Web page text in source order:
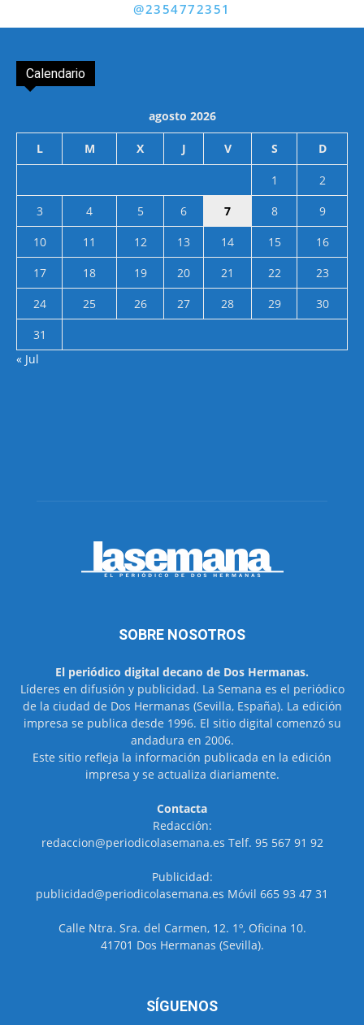
@2354772351
Calendario
agosto 2026
L M X J V S D
1
2
3
4 5 6 7 8
9
10
11 12 13 14 15
16
17
18 19 20 21 22
23
24
25 26 27 28 29
30
31
« Jul
SOBRE NOSOTROS
El periódico digital decano de Dos Hermanas.
Líderes en difusión y publicidad. La Semana es el periódico
de la ciudad de Dos Hermanas (Sevilla, España). La edición
impresa se publica desde 1996. El sitio digital comenzó su
andadura en 2006.
Este sitio refleja la información publicada en la edición
impresa y se actualiza diariamente.
Contacta
Redacción:
redaccion@periodicolasemana.es Telf. 95 567 91 92
Publicidad:
publicidad@periodicolasemana.es Móvil 665 93 47 31
Calle Ntra. Sra. del Carmen, 12. 1º, Oficina 10.
41701 Dos Hermanas (Sevilla).
SÍGUENOS